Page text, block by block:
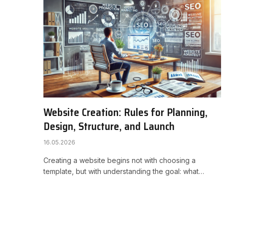
Website Creation: Rules for Planning,
Design, Structure, and Launch
16.05.2026
Creating a website begins not with choosing a
template, but with understanding the goal: what…